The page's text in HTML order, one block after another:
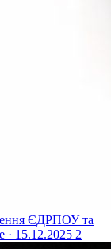
ЄДРПОУ та
· 15.12.2025 2